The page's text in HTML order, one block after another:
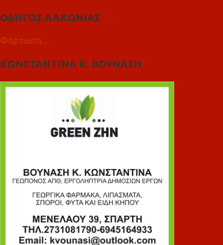
ΟΔΗΓΟΣ ΛΑΚΩΝΙΑΣ
Φόρτωση...
ΚΩΝΣΤΑΝΤΙΝΑ Κ. ΒΟΥΝΑΣΗ